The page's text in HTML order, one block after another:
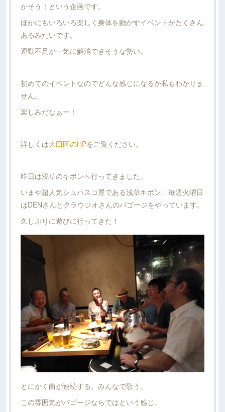
かそう！という企画です。
ほかにもいろいろ楽しく身体を動かすイベントがたくさん
あるみたいです。
運動不足が一気に解消できそうな勢い。
初めてのイベントなのでどんな感じになるか私もわかりま
せん。
楽しみだなぁー！
詳しくは大田区のHPをご覧ください。
昨日は浅草のキボンへ行ってきました。
いまや超人気シュハスコ屋である浅草キボン、毎週火曜日
はDENさんとクラウジオさんのパゴージをやっています。
久しぶりに遊びに行ってきた！
とにかく曲が連続する。みんなで歌う。
この雰囲気がパゴージならではという感じ。